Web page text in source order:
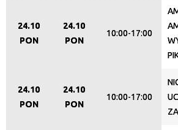
—
24.10
PON
24.10
PON
10:00-17:00
24.10
PON
24.10
PON
10:00-17:00